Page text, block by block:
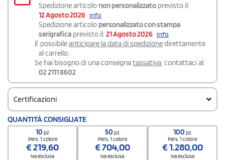
Spedizione articolo non personalizzato previsto il:
12 Agosto 2026 info
Spedizione articolo personalizzato con stampa
serigrafica previsto il: 21 Agosto 2026 info
É possibileanticipare la data di spedizionedirettamente
al carrello.
Se hai bisogno di una consegnatassativa, contattaci al:
02 2111 8602
Certificazioni
QUANTITÀ CONSIGLIATE
10pz
Pers. 1 colore
€219,60
iva esclusa
50pz
Pers. 1 colore
€704,00
iva esclusa
100pz
Pers. 1 colore
€1.280,00
iva esclusa